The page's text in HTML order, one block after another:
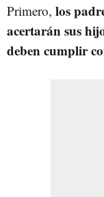
Primero, los
acertarán sus
deben cumplir